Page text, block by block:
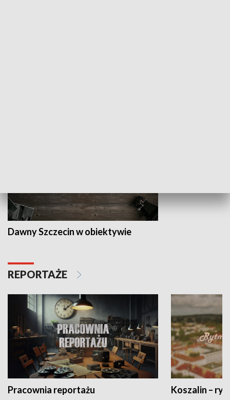
Dawny Szczecin w obiektywie
REPORTAŻE
Pracownia reportażu Koszalin –